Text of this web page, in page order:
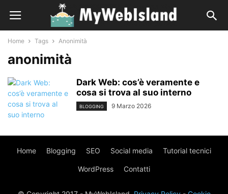
Home Tags Anonimità
anonimità
Dark Web: cos’è veramente e
cosa si trova al suo interno
BLOGGING 9 Marzo 2026
Home Blogging SEO Social media Tutorial tecnici
WordPress Contatti